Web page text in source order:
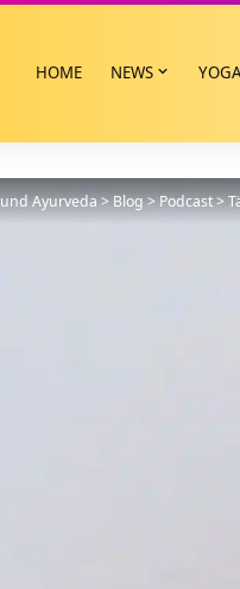
HOME NEWS
Ayurveda>Blog>Podcast>